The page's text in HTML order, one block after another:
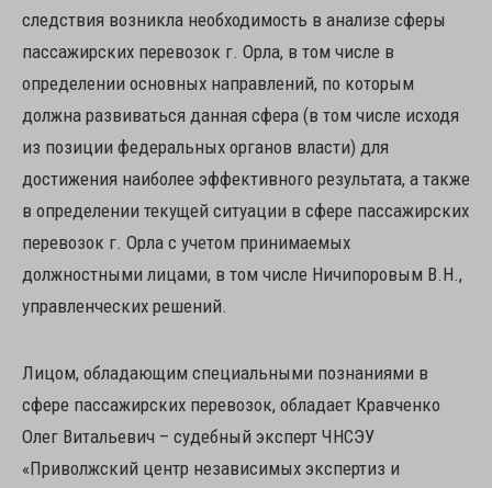
следствия возникла необходимость в анализе сферы
пассажирских перевозок г. Орла, в том числе в
определении основных направлений, по которым
должна развиваться данная сфера (в том числе исходя
из позиции федеральных органов власти) для
достижения наиболее эффективного результата, а также
в определении текущей ситуации в сфере пассажирских
перевозок г. Орла с учетом принимаемых
должностными лицами, в том числе Ничипоровым В.Н.,
управленческих решений.
Лицом, обладающим специальными познаниями в
сфере пассажирских перевозок, обладает Кравченко
Олег Витальевич – судебный эксперт ЧНСЭУ
«Приволжский центр независимых экспертиз и